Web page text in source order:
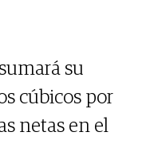
su
cúbicos por
netas en el